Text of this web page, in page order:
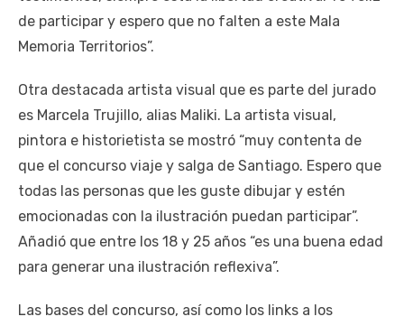
de participar y espero que no falten a este Mala
Memoria Territorios”.
Otra destacada artista visual que es parte del jurado
es Marcela Trujillo, alias Maliki. La artista visual,
pintora e historietista se mostró “muy contenta de
que el concurso viaje y salga de Santiago. Espero que
todas las personas que les guste dibujar y estén
emocionadas con la ilustración puedan participar”.
Añadió que entre los 18 y 25 años “es una buena edad
para generar una ilustración reflexiva”.
Las bases del concurso, así como los links a los